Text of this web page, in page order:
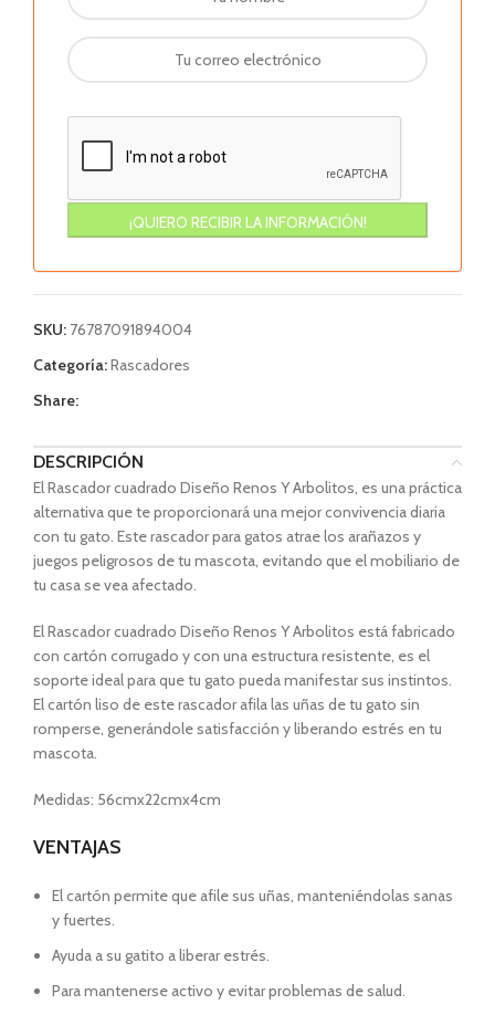
SKU: 76787091894004
Categoría:Rascadores
Share:
DESCRIPCIÓN
El Rascador cuadrado Diseño Renos Y Arbolitos, es una práctica
alternativa que te proporcionará una mejor convivencia diaria
con tu gato. Este rascador para gatos atrae los arañazos y
juegos peligrosos de tu mascota, evitando que el mobiliario de
tu casa se vea afectado.
El Rascador cuadrado Diseño Renos Y Arbolitos está fabricado
con cartón corrugado y con una estructura resistente, es el
soporte ideal para que tu gato pueda manifestar sus instintos.
El cartón liso de este rascador afila las uñas de tu gato sin
romperse, generándole satisfacción y liberando estrés en tu
mascota.
Medidas: 56cmx22cmx4cm
VENTAJAS
El cartón permite que afile sus uñas, manteniéndolas sanas
y fuertes.
Ayuda a su gatito a liberar estrés.
Para mantenerse activo y evitar problemas de salud.